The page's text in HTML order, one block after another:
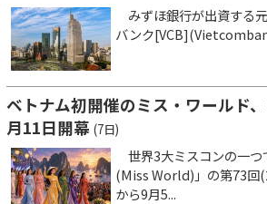
みずほ銀行が出資する
バンク
ベトナム初開催のミス・ワールド
月11日開幕 (7日)
世界3大ミスコンの一つ
(Miss World)」の第73回
から9月5...